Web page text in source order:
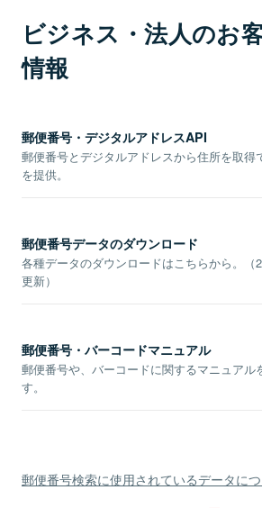
ビジネス・法人のお
情報
郵便番号・デジタルアドレスAPI
郵便番号とデジタルアドレスから住所を取得
を提供。
郵便番号データのダウンロード
各種データのダウンロードはこちらから。（
更新）
郵便番号・バーコードマニュアル
郵便番号や、バーコードに関するマニュアル
す。
郵便番号検索に使用されているデータに